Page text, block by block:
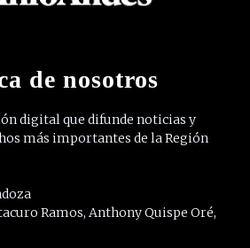
de nosotros
digital que difunde noticias y
más importantes de la Región
Ramos, Anthony Quispe Oré,